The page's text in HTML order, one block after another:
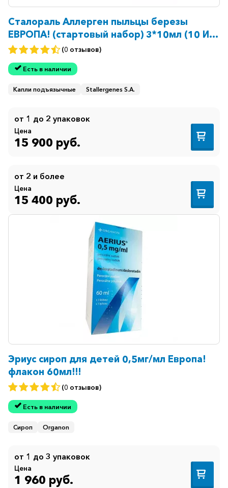
Сталораль Аллерген пыльцы березы
ЕВРОПА! (стартовый набор) 3*10мл (10 ИР/
мл 1 фл + 300 ИР/мл 2 фл)
(0 отзывов)
Есть в наличии
Капли подъязычные Stallergenes S.A.
от 1 до 2 упаковок
Цена
15 900 руб.
от 2 и более
Цена
15 400 руб.
Эриус сироп для детей 0,5мг/мл Европа!
флакон 60мл!!!
(0 отзывов)
Есть в наличии
Сироп Organon
от 1 до 3 упаковок
Цена
1 960 руб.